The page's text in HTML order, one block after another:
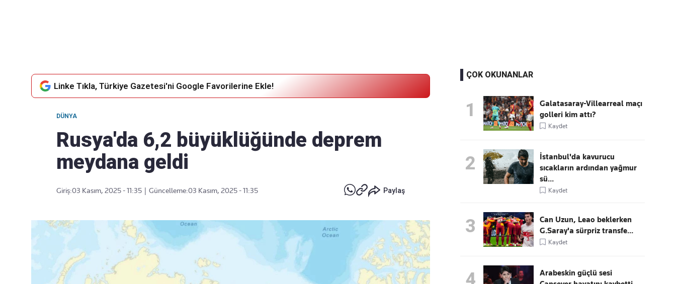
Linke Tıkla, Türkiye Gazetesi'ni Google Favorilerine Ekle!
DÜNYA
Rusya'da 6,2 büyüklüğünde deprem
meydana geldi
Giriş:03 Kasım, 2025 - 11:35 Güncelleme:03 Kasım, 2025 - 11:35 Paylaş
ÇOK OKUNANLAR
1
Galatasaray-Villearreal maçı
golleri kim attı?
Kaydet
2
İstanbul'da kavurucu
sıcakların ardından yağmur
sü...
Kaydet
3
Can Uzun, Leao beklerken
G.Saray'a sürpriz transfe...
Kaydet
4
Arabeskin güçlü sesi